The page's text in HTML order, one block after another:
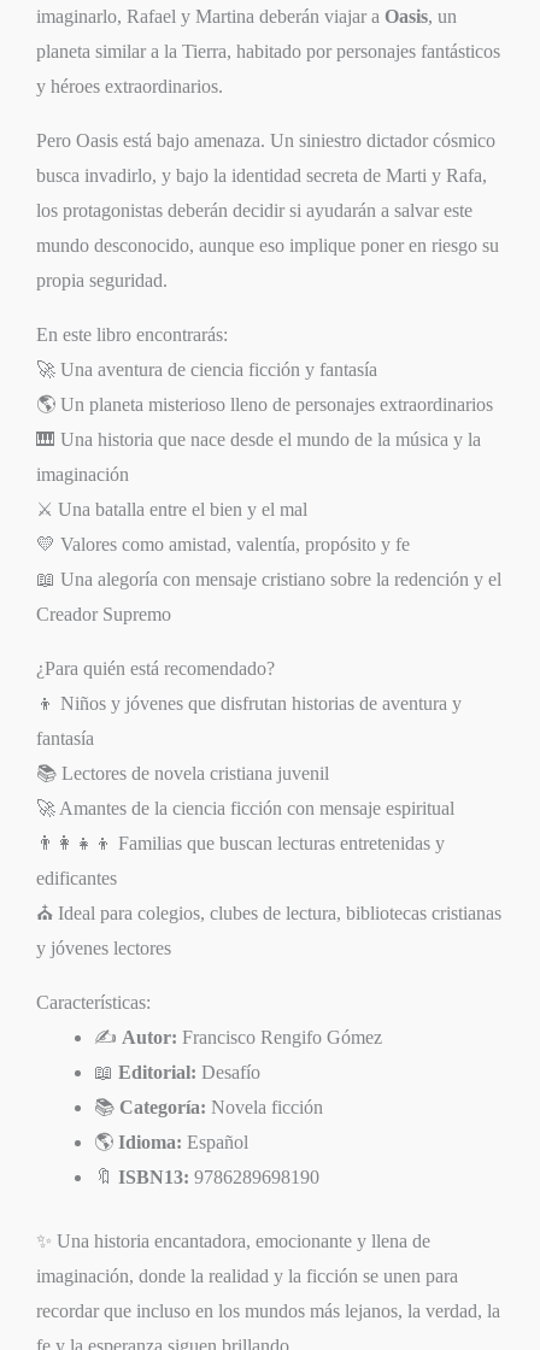
imaginarlo, Rafael y Martina deberán viajar a Oasis, un
planeta similar a la Tierra, habitado por personajes fantásticos
y héroes extraordinarios.
Pero Oasis está bajo amenaza. Un siniestro dictador cósmico
busca invadirlo, y bajo la identidad secreta de Marti y Rafa,
los protagonistas deberán decidir si ayudarán a salvar este
mundo desconocido, aunque eso implique poner en riesgo su
propia seguridad.
En este libro encontrarás:
🚀 Una aventura de ciencia ficción y fantasía
🌎 Un planeta misterioso lleno de personajes extraordinarios
🎹 Una historia que nace desde el mundo de la música y la
imaginación
⚔️ Una batalla entre el bien y el mal
💛 Valores como amistad, valentía, propósito y fe
📖 Una alegoría con mensaje cristiano sobre la redención y el
Creador Supremo
¿Para quién está recomendado?
👦 Niños y jóvenes que disfrutan historias de aventura y
fantasía
📚 Lectores de novela cristiana juvenil
🚀 Amantes de la ciencia ficción con mensaje espiritual
👨‍👩‍👧‍👦 Familias que buscan lecturas entretenidas y
edificantes
⛪ Ideal para colegios, clubes de lectura, bibliotecas cristianas
y jóvenes lectores
Características:
✍️ Autor: Francisco Rengifo Gómez
📖 Editorial: Desafío
📚 Categoría: Novela ficción
🌎 Idioma: Español
🔖 ISBN13: 9786289698190
✨ Una historia encantadora, emocionante y llena de
imaginación, donde la realidad y la ficción se unen para
recordar que incluso en los mundos más lejanos, la verdad, la